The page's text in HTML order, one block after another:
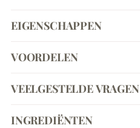
toevoegen
uw
EIGENSCHAPPEN
VOORDELEN
VEELGESTELDE VRAGEN
INGREDIËNTEN